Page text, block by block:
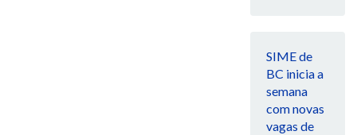
SIME de
BC inicia a
semana
com novas
vagas de